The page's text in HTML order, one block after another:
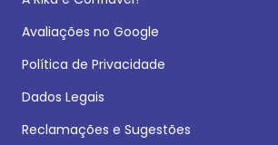
Avaliações no Google
Política de Privacidade
Dados Legais
Reclamações e Sugestões